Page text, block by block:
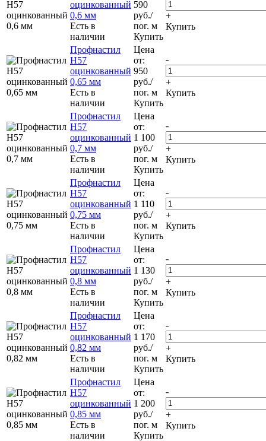
оцинкованный
0,6 мм
Есть в
наличии
590
руб./
пог. м
Купить
+
Купить
Профнастил
Н57
оцинкованный
0,65 мм
Есть в
наличии
Цена
от:
950
руб./
пог. м
Купить
-
+
Купить
Профнастил
Н57
оцинкованный
0,7 мм
Есть в
наличии
Цена
от:
1 100
руб./
пог. м
Купить
-
+
Купить
Профнастил
Н57
оцинкованный
0,75 мм
Есть в
наличии
Цена
от:
1 110
руб./
пог. м
Купить
-
+
Купить
Профнастил
Н57
оцинкованный
0,8 мм
Есть в
наличии
Цена
от:
1 130
руб./
пог. м
Купить
-
+
Купить
Профнастил
Н57
оцинкованный
0,82 мм
Есть в
наличии
Цена
от:
1 170
руб./
пог. м
Купить
-
+
Купить
Профнастил
Н57
оцинкованный
0,85 мм
Есть в
наличии
Цена
от:
1 200
руб./
пог. м
Купить
-
+
Купить